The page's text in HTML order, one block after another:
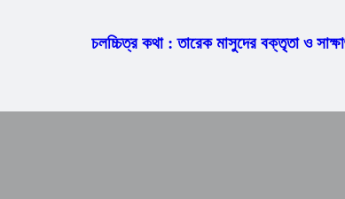
চলচ্চিত্র কথা : তারেক মাসুদের বক্তৃতা ও